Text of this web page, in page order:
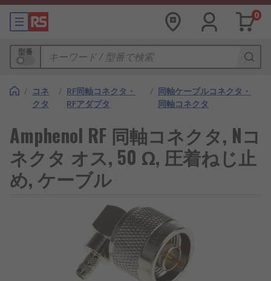
0
型番
/ コネ
クタ
/ RF同軸コネクタ・
RFアダプタ
/ 同軸ケーブルコネクタ・
同軸コネクタ
Amphenol RF 同軸コネクタ, Nコ
ネクタ オス, 50 Ω, 圧着ねじ止
め, ケーブル